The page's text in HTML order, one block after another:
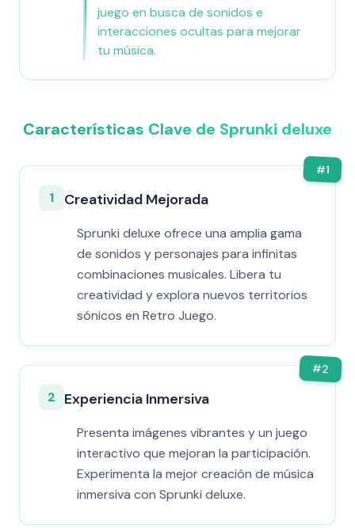
juego en busca de sonidos e
interacciones ocultas para mejorar
tu música.
Características Clave de Sprunki deluxe
#1
1 Creatividad Mejorada
Sprunki deluxe ofrece una amplia gama
de sonidos y personajes para infinitas
combinaciones musicales. Libera tu
creatividad y explora nuevos territorios
sónicos en Retro Juego.
#2
2 Experiencia Inmersiva
Presenta imágenes vibrantes y un juego
interactivo que mejoran la participación.
Experimenta la mejor creación de música
inmersiva con Sprunki deluxe.